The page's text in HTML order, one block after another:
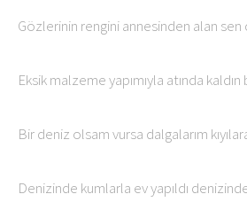
Gözlerinin rengini annesinden alan
Eksik malzeme yapımıyla atında
Bir deniz olsam vursa dalgalarım
Denizinde kumlarla ev yapıldı